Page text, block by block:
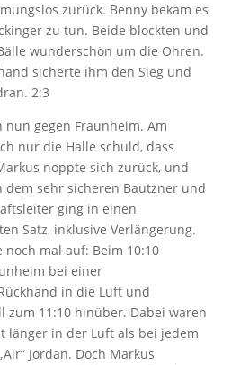
zurück. Benny bekam es
zu tun. Beide blockten und
wunderschön um die Ohren.
sicherte ihm den Sieg und
2:3
gegen Fraunheim. Am
nur die Halle schuld, dass
noppte sich zurück, und
dem sehr sicheren Bautzner und
ging in einen
Satz, inklusive Verlängerung.
mal auf: Beim 10:10
bei einer
in die Luft und
zum 11:10 hinüber. Dabei waren
länger in der Luft als bei jedem
Jordan. Doch Markus